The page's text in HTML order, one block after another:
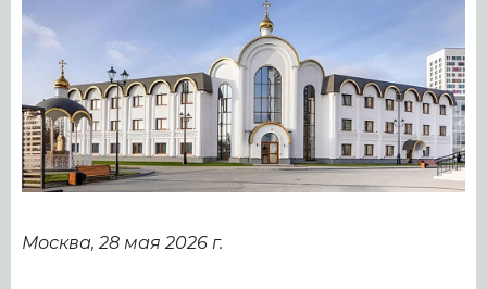
Москва, 28 мая 2026 г.